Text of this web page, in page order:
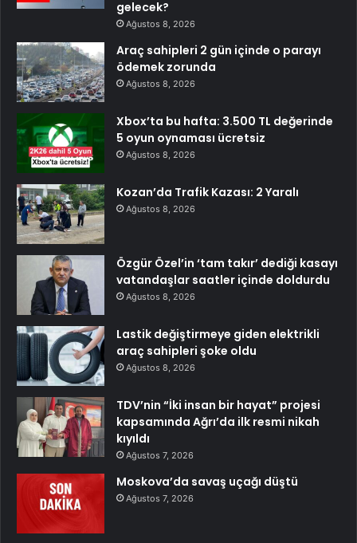
gelecek?
Ağustos 8, 2026
Araç sahipleri 2 gün içinde o parayı
ödemek zorunda
Ağustos 8, 2026
Xbox’ta bu hafta: 3.500 TL değerinde
5 oyun oynaması ücretsiz
Ağustos 8, 2026
Kozan’da Trafik Kazası: 2 Yaralı
Ağustos 8, 2026
Özgür Özel’in ‘tam takır’ dediği kasayı
vatandaşlar saatler içinde doldurdu
Ağustos 8, 2026
Lastik değiştirmeye giden elektrikli
araç sahipleri şoke oldu
Ağustos 8, 2026
TDV’nin “İki insan bir hayat” projesi
kapsamında Ağrı’da ilk resmi nikah
kıyıldı
Ağustos 7, 2026
Moskova’da savaş uçağı düştü
Ağustos 7, 2026